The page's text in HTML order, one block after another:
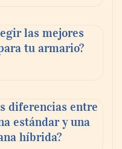
las mejores
tu armario?
diferencias entre
estándar y una
híbrida?